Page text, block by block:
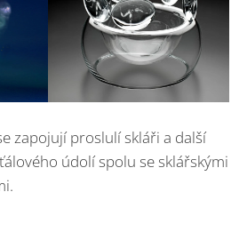
zapojují proslulí skláři a další
údolí spolu se sklářskými